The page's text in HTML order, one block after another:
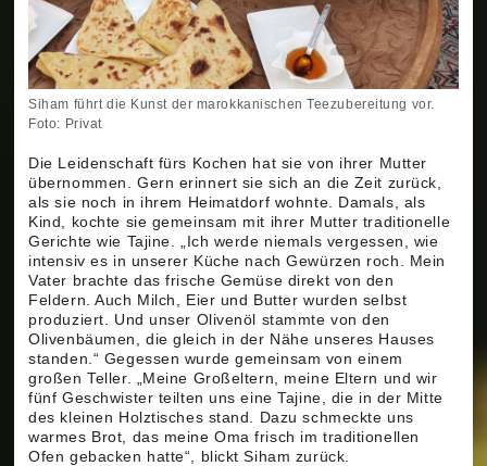
Siham führt die Kunst der marokkanischen Teezubereitung vor.
Foto: Privat
Die Leidenschaft fürs Kochen hat sie von ihrer Mutter
übernommen. Gern erinnert sie sich an die Zeit zurück,
als sie noch in ihrem Heimatdorf wohnte. Damals, als
Kind, kochte sie gemeinsam mit ihrer Mutter traditionelle
Gerichte wie Tajine. „Ich werde niemals vergessen, wie
intensiv es in unserer Küche nach Gewürzen roch. Mein
Vater brachte das frische Gemüse direkt von den
Feldern. Auch Milch, Eier und Butter wurden selbst
produziert. Und unser Olivenöl stammte von den
Olivenbäumen, die gleich in der Nähe unseres Hauses
standen.“ Gegessen wurde gemeinsam von einem
großen Teller. „Meine Großeltern, meine Eltern und wir
fünf Geschwister teilten uns eine Tajine, die in der Mitte
des kleinen Holztisches stand. Dazu schmeckte uns
warmes Brot, das meine Oma frisch im traditionellen
Ofen gebacken hatte“, blickt Siham zurück.